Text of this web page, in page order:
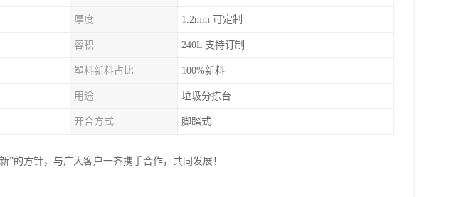
厚度 1.2mm 可定制
容积 240L 支持订制
塑料新料占比 100%新料
用途 垃圾分拣台
开合方式 脚踏式
的方针，与广大客户一齐携手合作，共同发展！